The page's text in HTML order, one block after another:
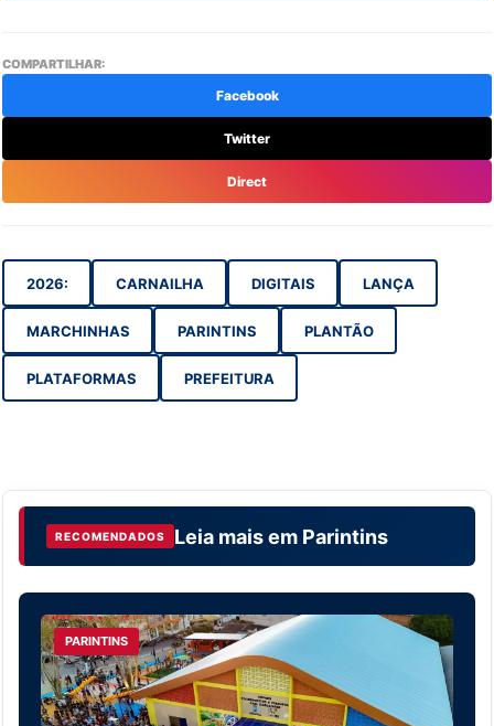
COMPARTILHAR:
Facebook
Twitter
Direct
2026: CARNAILHA DIGITAIS LANÇA
MARCHINHAS PARINTINS PLANTÃO
PLATAFORMAS PREFEITURA
RECOMENDADOS Leia mais em Parintins
PARINTINS